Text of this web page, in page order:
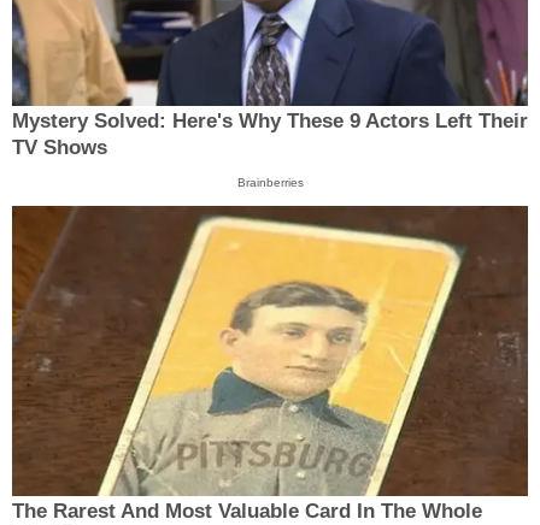
Mystery Solved: Here's Why These 9 Actors Left Their
TV Shows
Brainberries
The Rarest And Most Valuable Card In The Whole